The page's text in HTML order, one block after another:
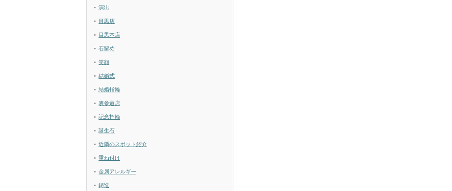
演出
目黒店
目黒本店
石留め
笑顔
結婚式
結婚指輪
表参道店
記念指輪
誕生石
近隣のスポット紹介
重ね付け
金属アレルギー
鋳造